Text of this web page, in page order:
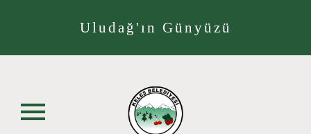
Uludağ'ın Günyüzü